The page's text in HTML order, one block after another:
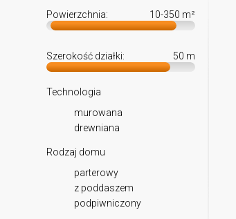
Powierzchnia: 10-350 m²
Szerokość działki: 50 m
Technologia
murowana
drewniana
Rodzaj domu
parterowy
z poddaszem
podpiwniczony